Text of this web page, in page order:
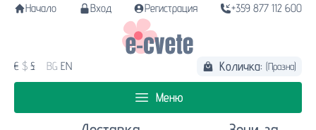
Начало Вход Регистрация +359 877 112 600
€ $ £ BG EN Количка: (Празна)
Меню